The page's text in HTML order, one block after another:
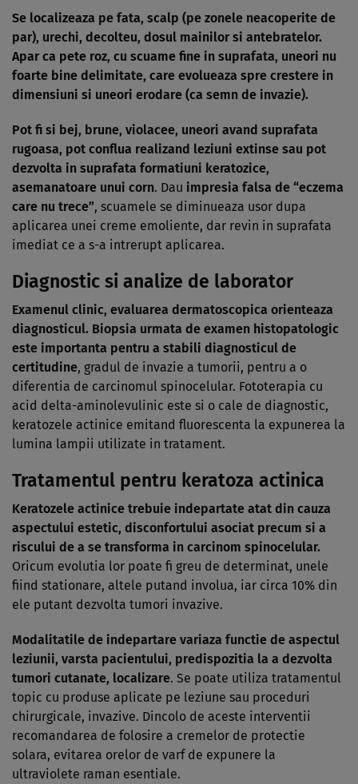
Se localizeaza pe fata, scalp (pe zonele neacoperite de
par), urechi, decolteu, dosul mainilor si antebratelor.
Apar ca pete roz, cu scuame fine in suprafata, uneori nu
foarte bine delimitate, care evolueaza spre crestere in
dimensiuni si uneori erodare (ca semn de invazie).
Pot fi si bej, brune, violacee, uneori avand suprafata
rugoasa, pot conflua realizand leziuni extinse sau pot
dezvolta in suprafata formatiuni keratozice,
asemanatoare unui corn. Dau impresia falsa de “eczema
care nu trece”, scuamele se diminueaza usor dupa
aplicarea unei creme emoliente, dar revin in suprafata
imediat ce a s-a intrerupt aplicarea.
Diagnostic si analize de laborator
Examenul clinic, evaluarea dermatoscopica orienteaza
diagnosticul. Biopsia urmata de examen histopatologic
este importanta pentru a stabili diagnosticul de
certitudine, gradul de invazie a tumorii, pentru a o
diferentia de carcinomul spinocelular. Fototerapia cu
acid delta-aminolevulinic este si o cale de diagnostic,
keratozele actinice emitand fluorescenta la expunerea la
lumina lampii utilizate in tratament.
Tratamentul pentru keratoza actinica
Keratozele actinice trebuie indepartate atat din cauza
aspectului estetic, disconfortului asociat precum si a
riscului de a se transforma in carcinom spinocelular.
Oricum evolutia lor poate fi greu de determinat, unele
fiind stationare, altele putand involua, iar circa 10% din
ele putant dezvolta tumori invazive.
Modalitatile de indepartare variaza functie de aspectul
leziunii, varsta pacientului, predispozitia la a dezvolta
tumori cutanate, localizare. Se poate utiliza tratamentul
topic cu produse aplicate pe leziune sau proceduri
chirurgicale, invazive. Dincolo de aceste interventii
recomandarea de folosire a cremelor de protectie
solara, evitarea orelor de varf de expunere la
ultraviolete raman esentiale.